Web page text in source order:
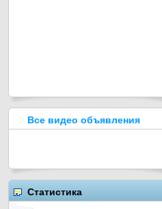
Все видео объявления
Статистика